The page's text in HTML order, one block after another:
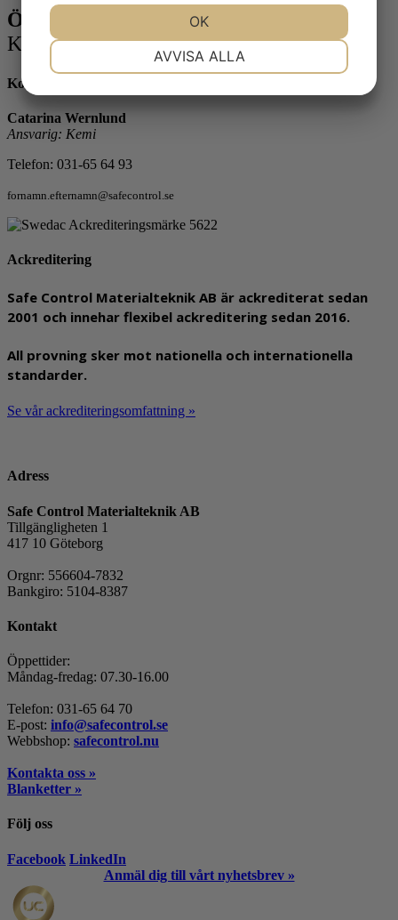
Önskar du en offert?
Kontakta oss idag!
Kontaktperson
Catarina Wernlund
Ansvarig: Kemi
Telefon: 031-65 64 93
fornamn.efternamn@safecontrol.se
Ackreditering
Safe Control Materialteknik AB är ackrediterat sedan
2001 och innehar flexibel ackreditering sedan 2016.
All provning sker mot nationella och internationella
standarder.
Se vår ackrediteringsomfattning »
Adress
Safe Control Materialteknik AB
Tillgängligheten 1
417 10 Göteborg
Orgnr: 556604-7832
Bankgiro: 5104-8387
Kontakt
Öppettider:
Måndag-fredag: 07.30-16.00
Telefon: 031-65 64 70
E-post: info@safecontrol.se
Webbshop: safecontrol.nu
Kontakta oss »
Blanketter »
Följ oss
Facebook LinkedIn
Anmäl dig till vårt nyhetsbrev »
MARKNADSFÖRING
AVVISA ALLA
OK